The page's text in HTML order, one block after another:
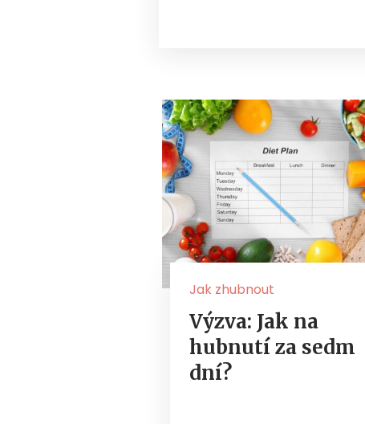
Jak zhubnout
Výzva: Jak na
hubnutí za sedm
dní?